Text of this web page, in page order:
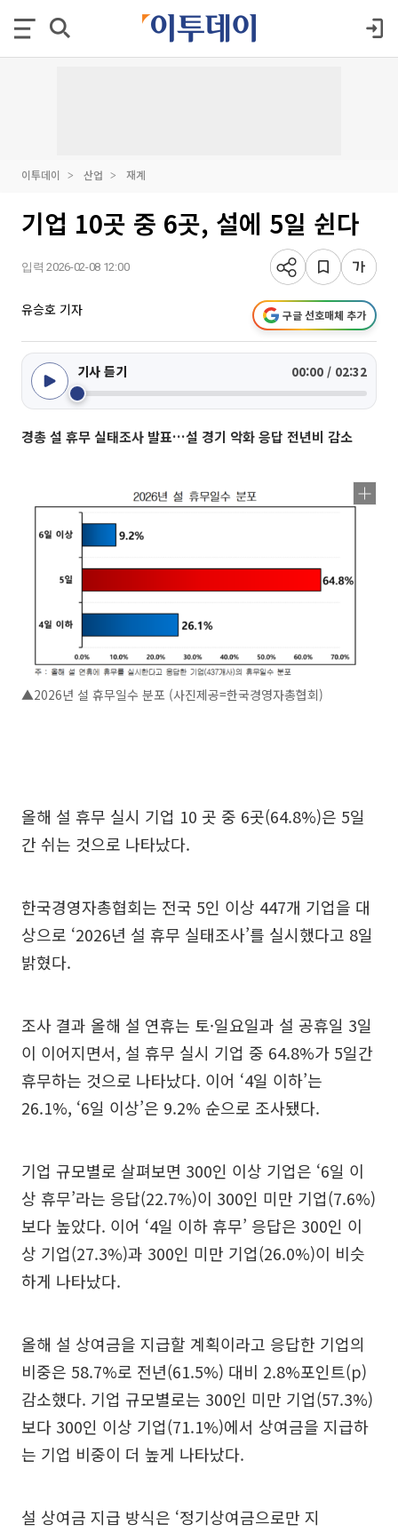
이투데이 산업 재계
기업 10곳 중 6곳, 설에 5일 쉰다
입력 2026-02-08 12:00
유승호 기자 구글 선호매체 추가
기사 듣기 00:00 / 02:32
경총 설 휴무 실태조사 발표…설 경기 악화 응답 전년비 감소
▲2026년 설 휴무일수 분포 (사진제공=한국경영자총협회)
올해 설 휴무 실시 기업 10 곳 중 6곳(64.8%)은 5일
간 쉬는 것으로 나타났다.
한국경영자총협회는 전국 5인 이상 447개 기업을 대
상으로 ‘2026년 설 휴무 실태조사’를 실시했다고 8일
밝혔다.
조사 결과 올해 설 연휴는 토·일요일과 설 공휴일 3일
이 이어지면서, 설 휴무 실시 기업 중 64.8%가 5일간
휴무하는 것으로 나타났다. 이어 ‘4일 이하’는
26.1%, ‘6일 이상’은 9.2% 순으로 조사됐다.
기업 규모별로 살펴보면 300인 이상 기업은 ‘6일 이
상 휴무’라는 응답(22.7%)이 300인 미만 기업(7.6%)
보다 높았다. 이어 ‘4일 이하 휴무’ 응답은 300인 이
상 기업(27.3%)과 300인 미만 기업(26.0%)이 비슷
하게 나타났다.
올해 설 상여금을 지급할 계획이라고 응답한 기업의
비중은 58.7%로 전년(61.5%) 대비 2.8%포인트(p)
감소했다. 기업 규모별로는 300인 미만 기업(57.3%)
보다 300인 이상 기업(71.1%)에서 상여금을 지급하
는 기업 비중이 더 높게 나타났다.
설 상여금 지급 방식은 ‘정기상여금으로만 지